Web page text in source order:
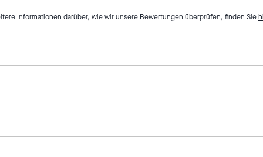
Informationen darüber, wie wir unsere Bewertungen überprüfen, finden Sie